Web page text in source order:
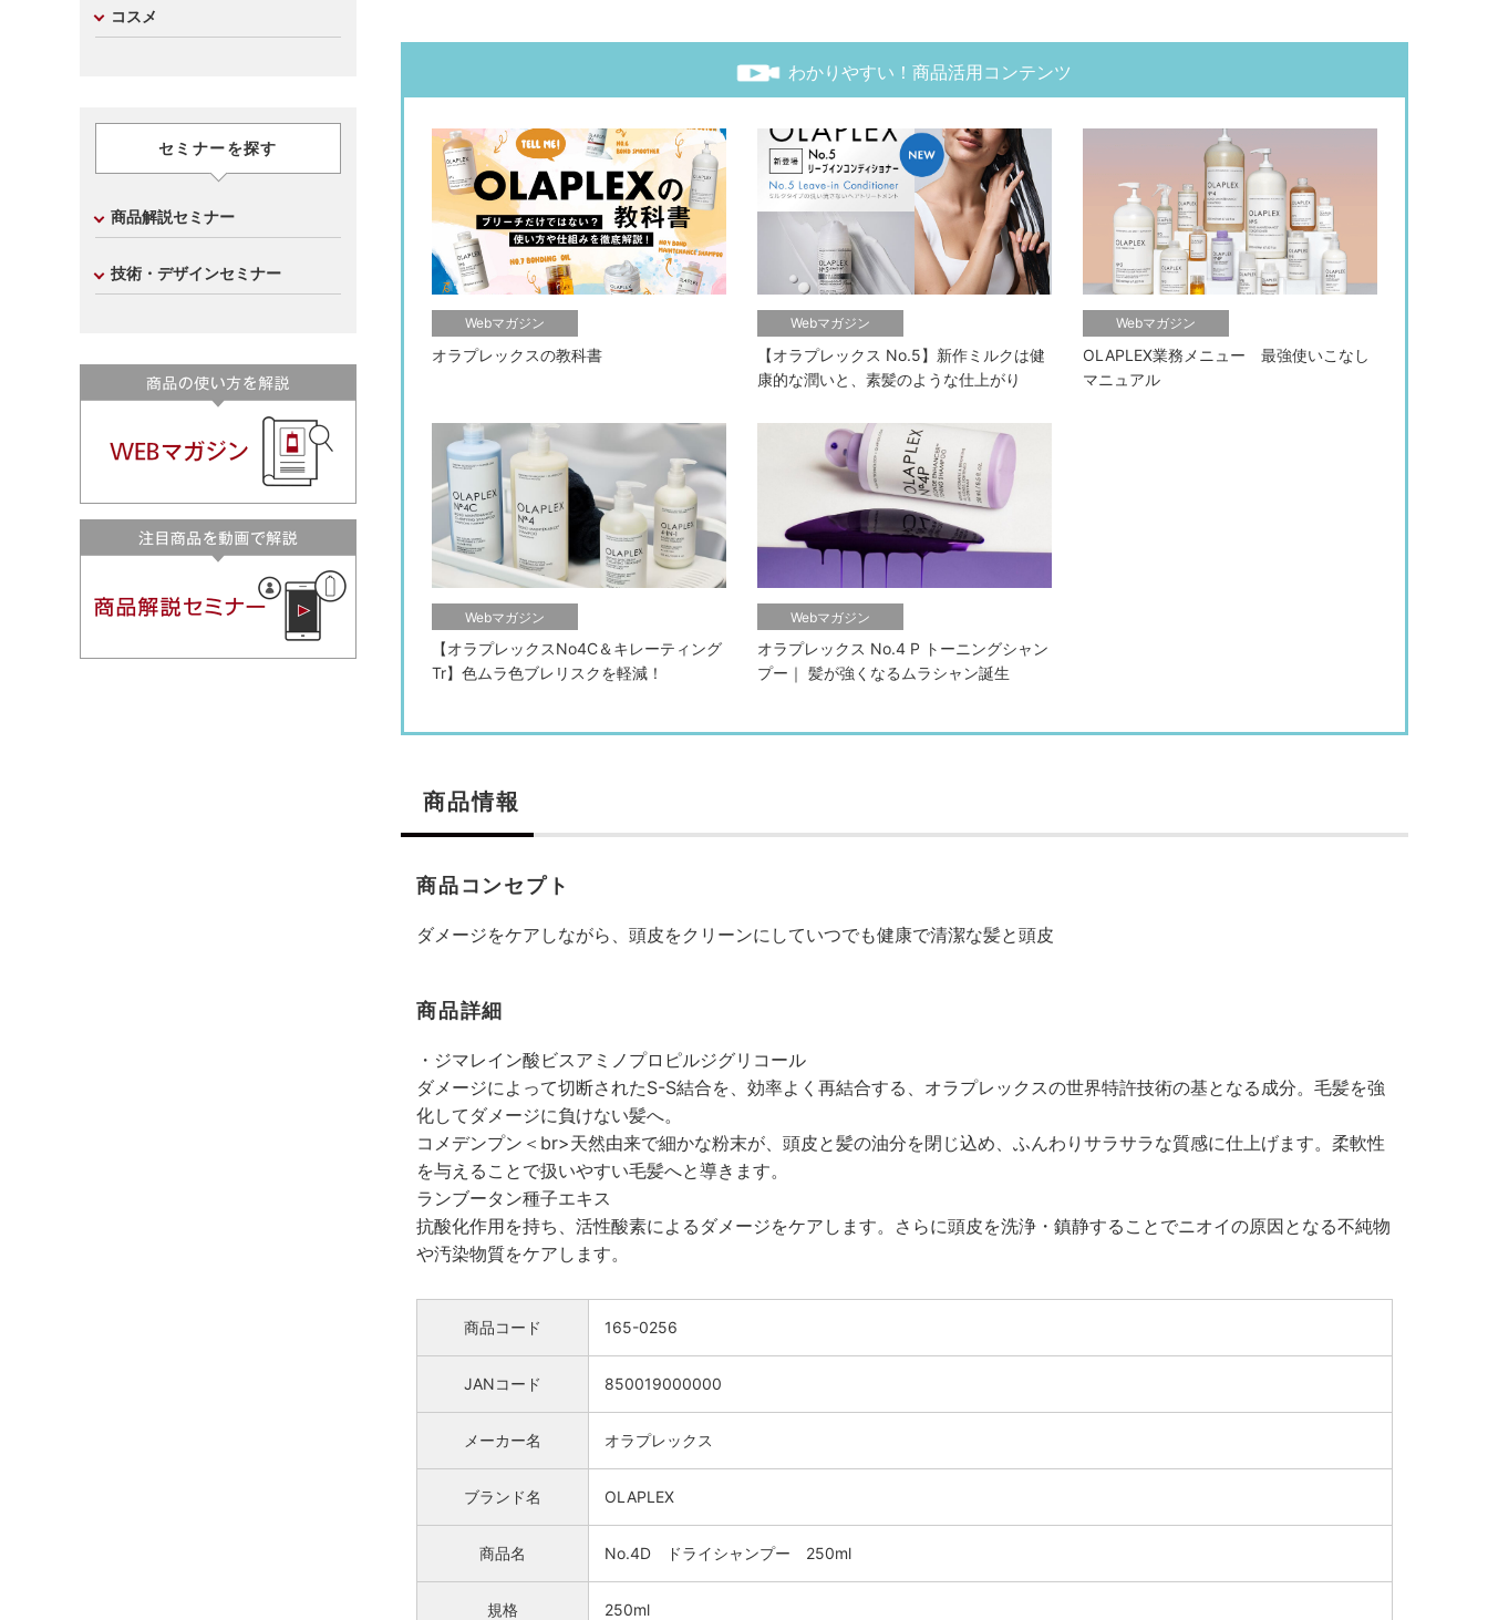
わかりやすい！商品活用コンテンツ
Webマガジン
オラプレックスの教科書
Webマガジン
【オラプレックス No.5】新作ミルクは健
康的な潤いと、素髪のような仕上がり
Webマガジン
OLAPLEX業務メニュー 最強使いこなし
マニュアル
Webマガジン
【オラプレックスNo4C＆キレーティング
Tr】色ムラ色ブレリスクを軽減！
Webマガジン
オラプレックス No.4 P トーニングシャン
プー｜ 髪が強くなるムラシャン誕生
商品情報
商品コンセプト
ダメージをケアしながら、頭⽪をクリーンにしていつでも健康で清潔な髪と頭⽪
商品詳細
・ジマレイン酸ビスアミノプロピルジグリコール
ダメージによって切断されたS-S結合を、効率よく再結合する、オラプレックスの世界特許技術の基となる成分。毛髪を強
化してダメージに負けない髪へ。
コメデンプン＜br>天然由来で細かな粉末が、頭皮と髪の油分を閉じ込め、ふんわりサラサラな質感に仕上げます。柔軟性
を与えることで扱いやすい毛髪へと導きます。
ランブータン種子エキス
抗酸化作用を持ち、活性酸素によるダメージをケアします。さらに頭皮を洗浄・鎮静することでニオイの原因となる不純物
や汚染物質をケアします。
商品コード 165-0256
JANコード 850019000000
メーカー名 オラプレックス
ブランド名 OLAPLEX
商品名 No.4D ドライシャンプー 250ml
規格 250ml
コスメ
セミナーを探す
商品解説セミナー
技術・デザインセミナー